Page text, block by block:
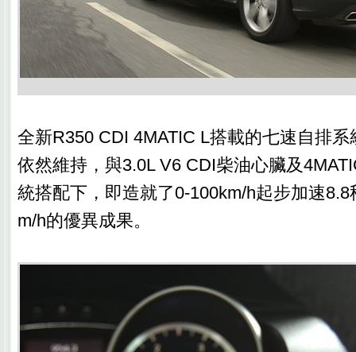
全新R350 CDI 4MATIC L搭載的七速自排
依然維持，與3.0L V6 CDI柴油心臟及
統搭配下，即造就了0-100km/h起步加速
m/h的優異成果。